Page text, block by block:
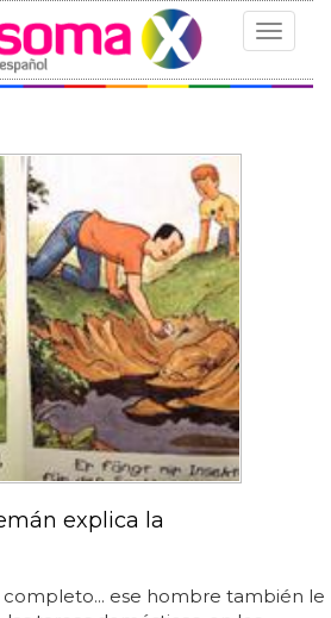
Toggle
explica la
completo... ese hombre también le